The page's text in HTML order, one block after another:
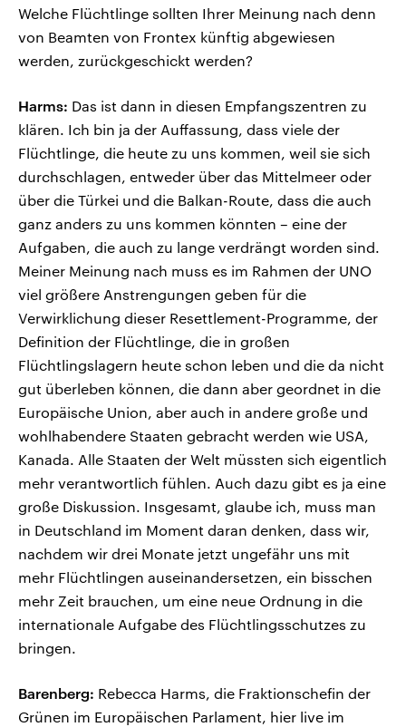
Welche Flüchtlinge sollten Ihrer Meinung nach denn
von Beamten von Frontex künftig abgewiesen
werden, zurückgeschickt werden?
Harms: Das ist dann in diesen Empfangszentren zu
klären. Ich bin ja der Auffassung, dass viele der
Flüchtlinge, die heute zu uns kommen, weil sie sich
durchschlagen, entweder über das Mittelmeer oder
über die Türkei und die Balkan-Route, dass die auch
ganz anders zu uns kommen könnten – eine der
Aufgaben, die auch zu lange verdrängt worden sind.
Meiner Meinung nach muss es im Rahmen der UNO
viel größere Anstrengungen geben für die
Verwirklichung dieser Resettlement-Programme, der
Definition der Flüchtlinge, die in großen
Flüchtlingslagern heute schon leben und die da nicht
gut überleben können, die dann aber geordnet in die
Europäische Union, aber auch in andere große und
wohlhabendere Staaten gebracht werden wie USA,
Kanada. Alle Staaten der Welt müssten sich eigentlich
mehr verantwortlich fühlen. Auch dazu gibt es ja eine
große Diskussion. Insgesamt, glaube ich, muss man
in Deutschland im Moment daran denken, dass wir,
nachdem wir drei Monate jetzt ungefähr uns mit
mehr Flüchtlingen auseinandersetzen, ein bisschen
mehr Zeit brauchen, um eine neue Ordnung in die
internationale Aufgabe des Flüchtlingsschutzes zu
bringen.
Barenberg: Rebecca Harms, die Fraktionschefin der
Grünen im Europäischen Parlament, hier live im